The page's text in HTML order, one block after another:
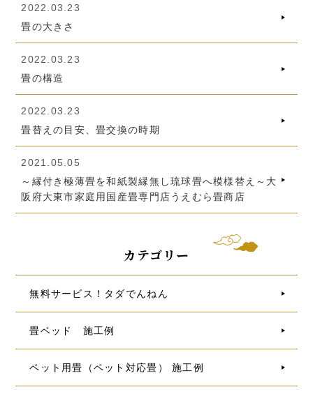
2022.03.23
畳の大きさ
2022.03.23
畳の構造
2022.03.23
畳替えの目安、畳交換の時期
2021.05.05
～縁付き極薄畳を和紙製縁無し琉球畳へ模様替え～大
阪府大東市家庭用国産畳専門店うえむら畳商店
カテゴリー
無料サービス！タダでんねん
畳ベッド 施工例
ペット用畳（ペット対応畳） 施工例